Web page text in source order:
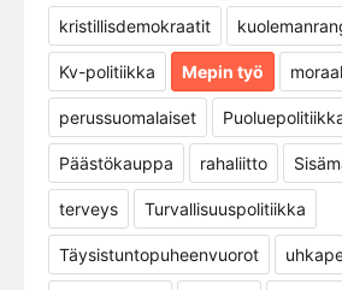
kristillisdemokraatit
Kv-politiikka Mepin työ
perussuomalaiset
Päästökauppa rahaliitto
terveys Turvallisuuspolitiikka
Täysistuntopuheenvuorot